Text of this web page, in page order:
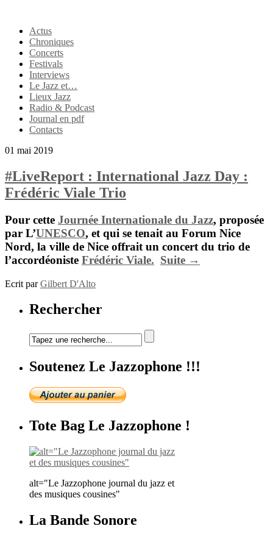
Actus
Chroniques
Concerts
Festivals
Interviews
Le Jazz et…
Lieux Jazz
Radio & Podcast
Journal en pdf
Contacts
01 mai 2019
#LiveReport : International Jazz Day :
Frédéric Viale Trio
Pour cette Journée Internationale du Jazz, proposée
par L’UNESCO, et qui se tenait au Forum Nice
Nord, la ville de Nice offrait un concert du trio de
l’accordéoniste Frédéric Viale. Suite →
Ecrit parGilbert D'Alto
Rechercher
Soutenez Le Jazzophone !!!
Tote Bag Le Jazzophone !
alt="Le Jazzophone journal du jazz et
des musiques cousines"
La Bande Sonore